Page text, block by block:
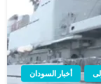
أخبار السودان